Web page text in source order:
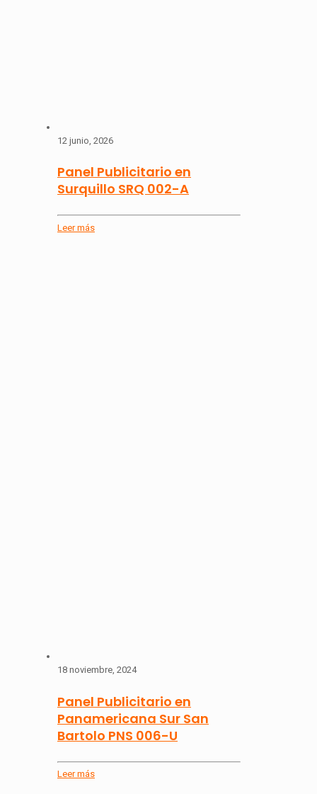
12 junio, 2026
Panel Publicitario en
Surquillo SRQ 002-A
Leer más
18 noviembre, 2024
Panel Publicitario en
Panamericana Sur San
Bartolo PNS 006-U
Leer más